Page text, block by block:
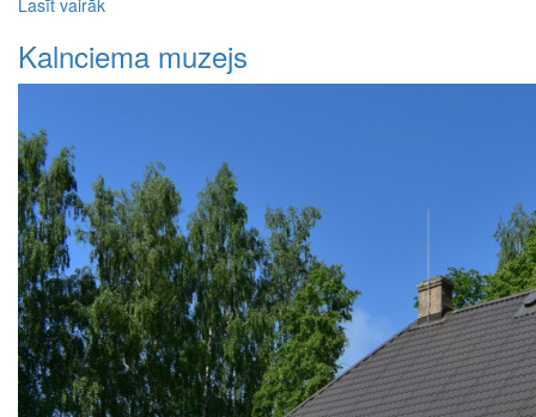
Lasīt vairāk
Kalnciema muzejs